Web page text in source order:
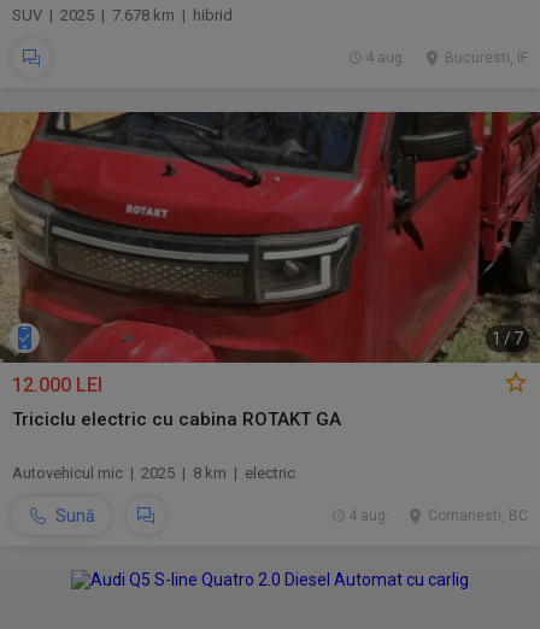
SUV | 2025 | 7.678 km | hibrid
Bucuresti, IF
4 aug.
1 /7
12.000 LEI
Triciclu electric cu cabina ROTAKT GA
Autovehicul mic | 2025 | 8 km | electric
Sună Comanesti, BC
4 aug.